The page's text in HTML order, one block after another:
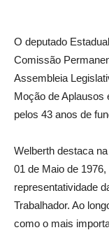
O deputado
Comissão
Assembleia
Moção de Aplausos
pelos 43 anos de
Welberth destaca
01 de Maio de
representatividade
Trabalhador. Ao
como o mais